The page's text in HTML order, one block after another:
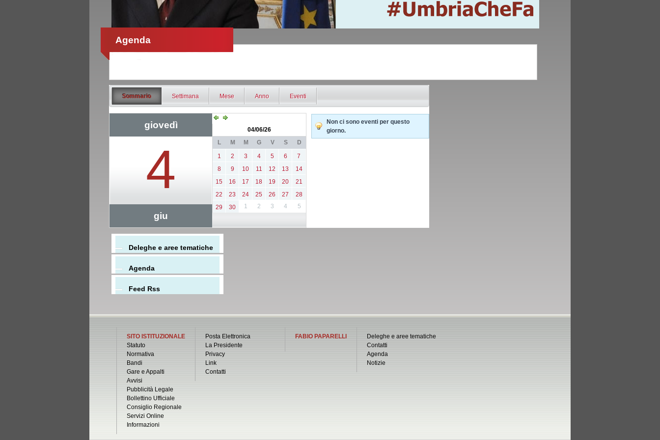
Agenda
Sommario Settimana Mese Anno Eventi
giovedì
4
giu
04/06/26
L
M M G V S
D
1
2 3 4 5 6
7
8
9 10 11 12 13
14
15
16 17 18 19 20
21
22
23 24 25 26 27
28
29
30 1 2 3 4 5
Non ci sono eventi per questo
giorno.
Deleghe e aree tematiche
Agenda
Feed Rss
SITO ISTITUZIONALE
Statuto
Normativa
Bandi
Gare e Appalti
Avvisi
Pubblicità Legale
Bollettino Ufficiale
Consiglio Regionale
Servizi Online
Informazioni
Posta Elettronica
La Presidente
Privacy
Link
Contatti
FABIO PAPARELLI
Deleghe e aree tematiche
Contatti
Agenda
Notizie